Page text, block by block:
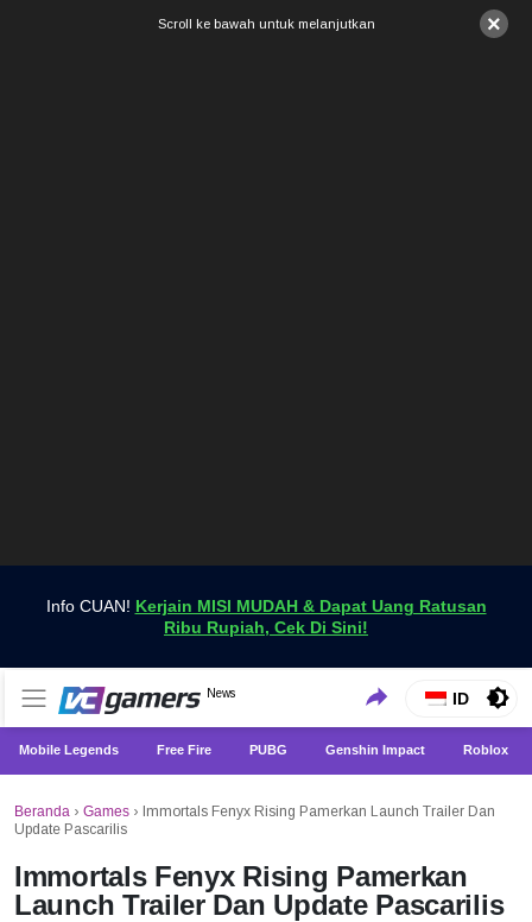
×
Scroll ke bawah untuk melanjutkan
Info CUAN! Kerjain MISI MUDAH & Dapat Uang Ratusan
Ribu Rupiah, Cek Di Sini!
VCGamers News
News
Dapatkan Berita Games Terbaru Hanya di VCGamers
ID
Mobile Legends Free Fire PUBG Genshin Impact Roblox
Beranda › Games › Immortals Fenyx Rising Pamerkan Launch Trailer Dan
Update Pascarilis
Immortals Fenyx Rising Pamerkan
Launch Trailer Dan Update Pascarilis